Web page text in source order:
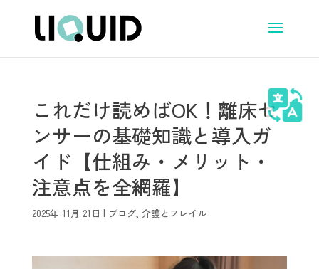
これだけ読めばOK！離床セ
ンサーの基礎知識と導入ガ
イド【仕組み・メリット・
注意点を全網羅】
2025年 11月 21日 | ブログ, 介護とフレイル